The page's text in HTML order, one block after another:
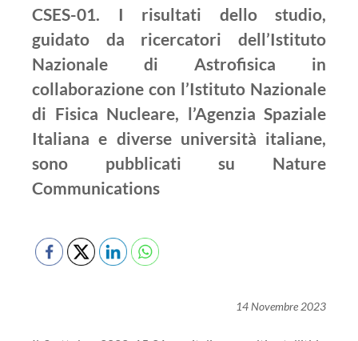
CSES-01. I risultati dello studio,
guidato da ricercatori dell’Istituto
Nazionale di Astrofisica in
collaborazione con l’Istituto Nazionale
di Fisica Nucleare, l’Agenzia Spaziale
Italiana e diverse università italiane,
sono pubblicati su Nature
Communications
14 Novembre 2023